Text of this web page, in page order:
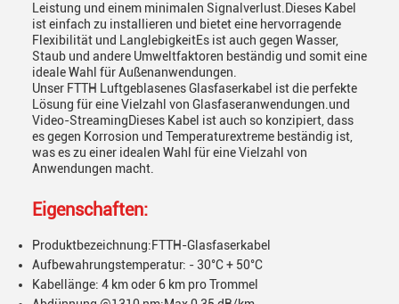
Leistung und einem minimalen Signalverlust.Dieses Kabel
ist einfach zu installieren und bietet eine hervorragende
Flexibilität und LanglebigkeitEs ist auch gegen Wasser,
Staub und andere Umweltfaktoren beständig und somit eine
ideale Wahl für Außenanwendungen.
Unser FTTH Luftgeblasenes Glasfaserkabel ist die perfekte
Lösung für eine Vielzahl von Glasfaseranwendungen.und
Video-StreamingDieses Kabel ist auch so konzipiert, dass
es gegen Korrosion und Temperaturextreme beständig ist,
was es zu einer idealen Wahl für eine Vielzahl von
Anwendungen macht.
Eigenschaften:
Produktbezeichnung:FTTH-Glasfaserkabel
Aufbewahrungstemperatur: - 30°C + 50°C
Kabellänge: 4 km oder 6 km pro Trommel